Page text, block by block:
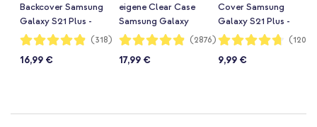
Backcover Samsung
Galaxy S21 Plus -
Schwarz
Bewertung:
97%
(318)
16,99 €
eigene Clear Case
Samsung Galaxy
S21 Plus -
Bewertung:
97%
(2876)
17,99 €
Cover Samsung
Galaxy S21 Plus -
Schwarz
Bewertung:
94%
(1203)
9,99 €